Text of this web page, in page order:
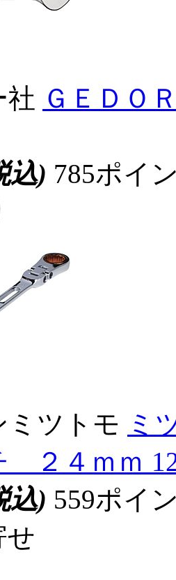
社 ＧＥＤＯ
込) 785ポイ
ミツトモ ミ
２４ｍｍ
込) 559ポイ
せ